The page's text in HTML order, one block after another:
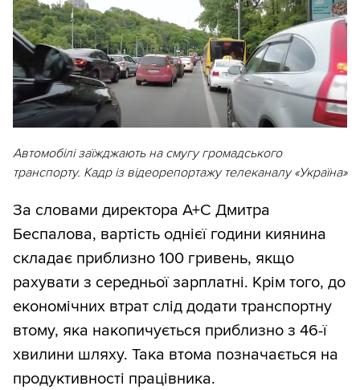
Автомобілі заїжджають на смугу громадського
транспорту. Кадр із відеорепортажу телеканалу «Україна»
За словами директора А+С Дмитра
Беспалова, вартість однієї години киянина
складає приблизно 100 гривень, якщо
рахувати з середньої зарплатні. Крім того, до
економічних втрат слід додати транспортну
втому, яка накопичується приблизно з 46-ї
хвилини шляху. Така втома позначається на
продуктивності працівника.